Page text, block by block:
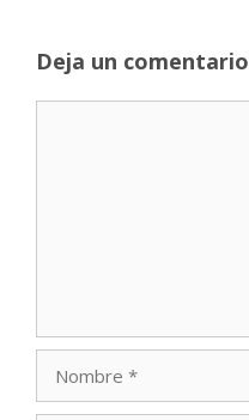
Deja un comentario